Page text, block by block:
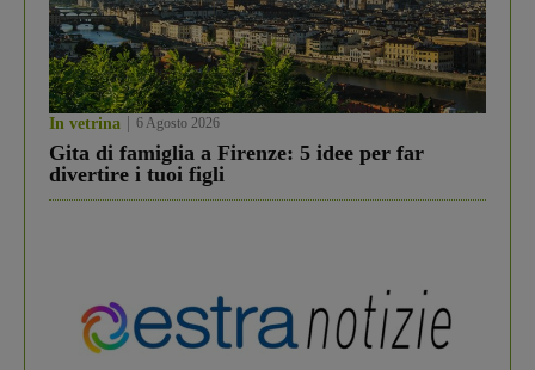
In vetrina 6 Agosto 2026
Gita di famiglia a Firenze: 5 idee per far
divertire i tuoi figli